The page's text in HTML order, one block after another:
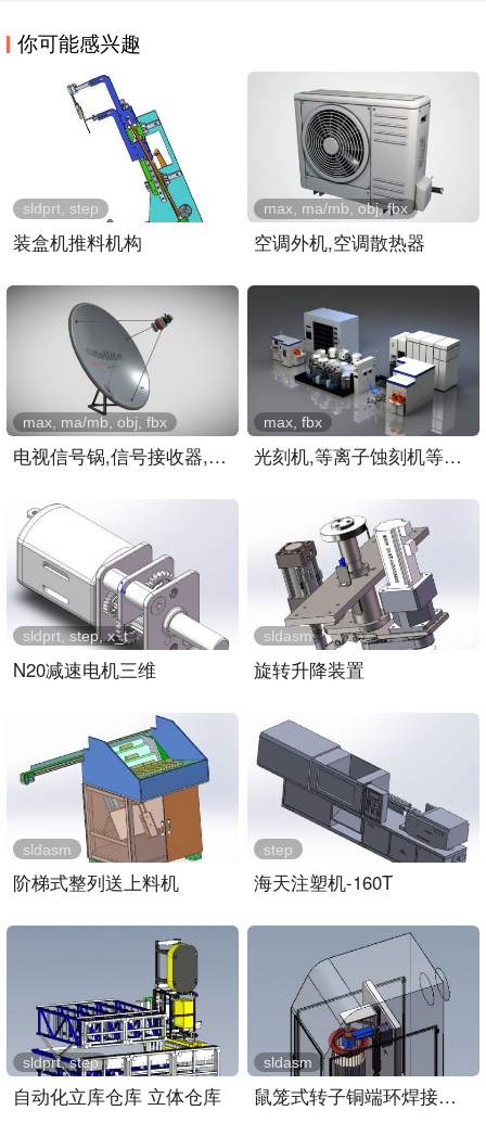
你可能感兴趣
装盒机推料机构
sldprt, step
空调外机,空调散热器
max, ma/mb, obj, fbx
电视信号锅,信号接收器,屋..
max, ma/mb, obj, fbx
光刻机,等离子蚀刻机等芯片..
max, fbx
N20减速电机三维
sldprt, step, x_t
旋转升降装置
sldasm
阶梯式整列送上料机
sldasm
海天注塑机-160T
step
自动化立库仓库 立体仓库
sldprt, step
鼠笼式转子铜端环焊接装置..
sldasm